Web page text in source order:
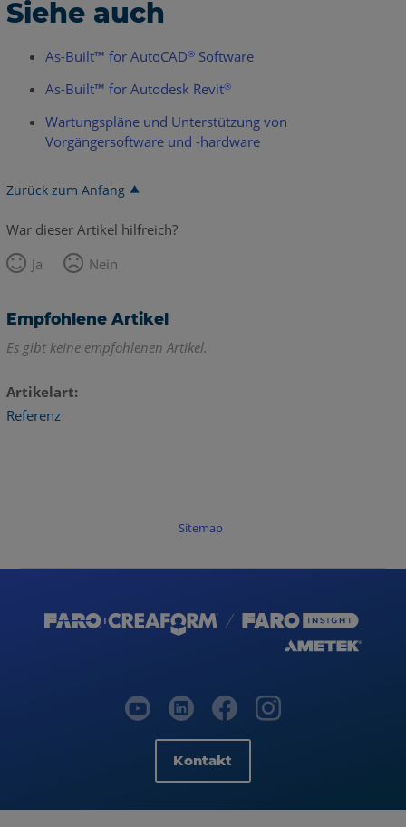
Siehe auch
As-Built™ for AutoCAD®Software
As-Built™ for Autodesk Revit®
Wartungspläne und Unterstützung von
Vorgängersoftware und -hardware
Zurück zum Anfang
War dieser Artikel hilfreich?
Ja
Nein
Empfohlene Artikel
Es gibt keine empfohlenen Artikel.
Artikelart
Referenz
Sitemap
Kontakt